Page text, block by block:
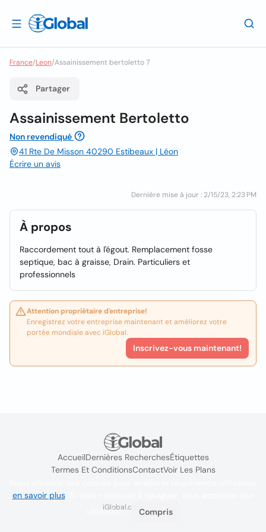
France/Leon/Assainissement bertoletto 7
Partager
Assainissement Bertoletto
Non revendiqué
41 Rte De Misson 40290 Estibeaux | Léon
Écrire un avis
Dernière mise à jour : 2/15/23, 2:23 PM
À propos
Raccordement tout à l'égout. Remplacement fosse
septique, bac à graisse, Drain. Particuliers et
professionnels
Attention propriétaire d'entreprise!
Enregistrez votre entreprise maintenant et améliorez votre
portée mondiale avec iGlobal.
Inscrivez-vous maintenant!
AccueilDernières RecherchesÉtiquettes
Termes Et ConditionsContactVoir Les Plans
iGlobal.co @ 2024
en savoir plus. Si vous continuez à naviguer, vous acceptez leur
utilisation.
Compris